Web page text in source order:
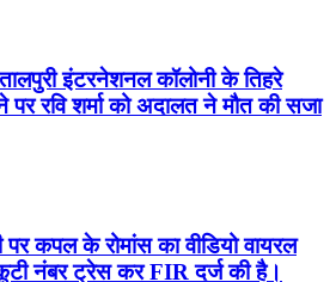
इंटरनेशनल कॉलोनी के तिहरे
पर रवि शर्मा को अदालत ने मौत की सजा
कपल के रोमांस का वीडियो वायरल
नंबर ट्रेस कर FIR दर्ज की है।